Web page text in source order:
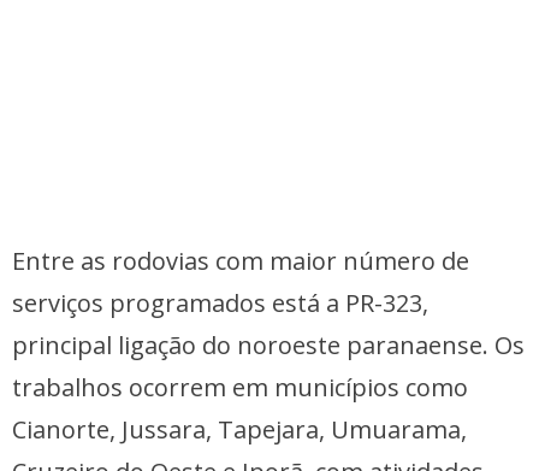
Entre as rodovias com maior número de
serviços programados está a PR-323,
principal ligação do noroeste paranaense. Os
trabalhos ocorrem em municípios como
Cianorte, Jussara, Tapejara, Umuarama,